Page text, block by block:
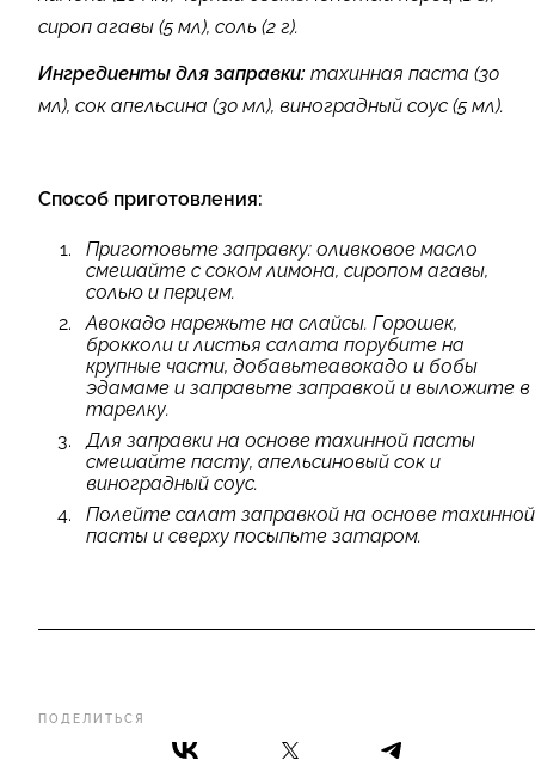
ПОДЕЛИТЬСЯ
сироп агавы (5 мл), соль (2 г).
Ингредиенты для заправки: тахинная паста (30
мл), сок апельсина (30 мл), виноградный соус (5 мл).
Способ приготовления:
Приготовьте заправку: оливковое масло
смешайте с соком лимона, сиропом агавы,
солью и перцем.
Авокадо нарежьте на слайсы. Горошек,
брокколи и листья салата порубите на
крупные части, добавьтеавокадо и бобы
эдамаме и заправьте заправкой и выложите в
тарелку.
Для заправки на основе тахинной пасты
смешайте пасту, апельсиновый сок и
виноградный соус.
Полейте салат заправкой на основе тахинной
пасты и сверху посыпьте затаром.